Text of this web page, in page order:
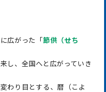
広がった「節供（せち
し、全国へと広がっていき
わり目とする、暦（こよ